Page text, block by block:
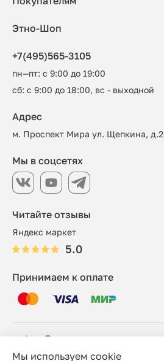
Этно-Шоп
+7(495)565-3105
пн—пт: с 9:00 до 19:00
сб: с 9:00 до 18:00, вс - выходной
Читайте отзывы
Яндекс маркет
5.0
Адрес
м. Проспект Мира ул. Щепкина,
Принимаем к оплате
Мы в соцсетях
Мы используем cookie